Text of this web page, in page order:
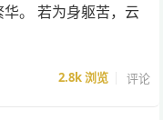
。 若为身躯苦，云
2.8k浏览 评论